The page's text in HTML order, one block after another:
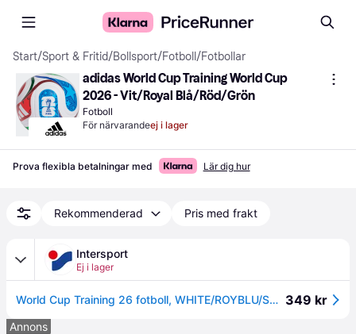
Start/Sport & Fritid/Bollsport/Fotboll /Fotbollar
adidas World Cup Training World Cup
2026 - Vit/Royal Blå/Röd/Grön
Fotboll
För närvarandeej i lager
Prova flexibla betalningar med Lär dig hur
Rekommenderad Pris med frakt
Intersport
Ej i lager
World Cup Training 26 fotboll, WHITE/ROYBLU/SOLBLU/P, Unisex, 4 349 kr
Annons